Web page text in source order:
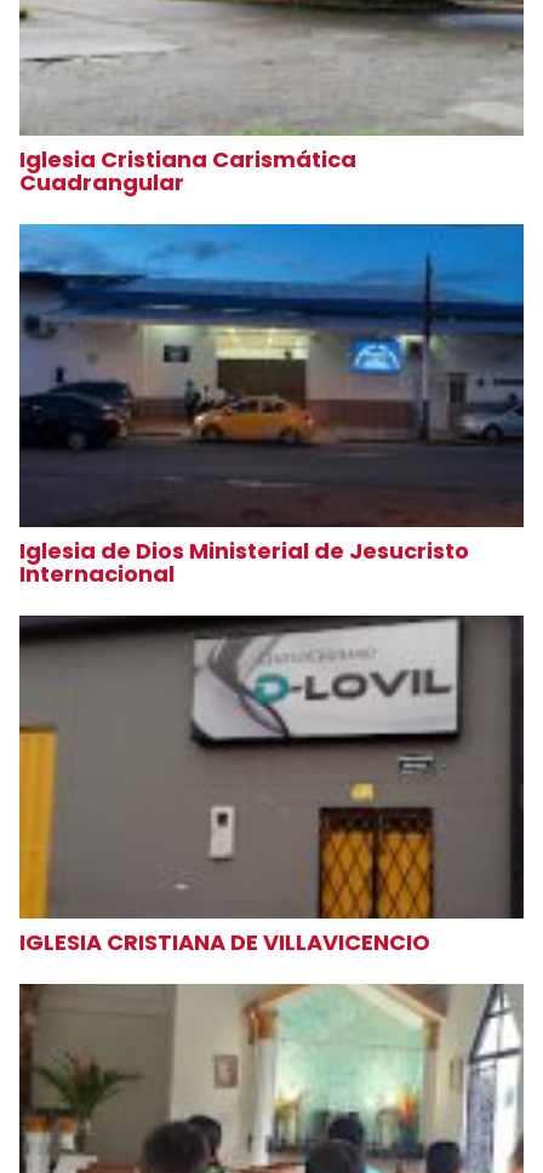
Iglesia Cristiana Carismática
Cuadrangular
Iglesia de Dios Ministerial de Jesucristo
Internacional
IGLESIA CRISTIANA DE VILLAVICENCIO